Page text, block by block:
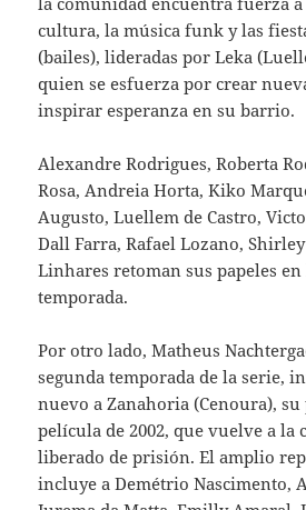
cultura, la música funk y las
(bailes), lideradas por Leka
quien se esfuerza por crear
inspirar esperanza en su barrio.
Alexandre Rodrigues, Roberta
Rosa, Andreia Horta, Kiko
Augusto, Luellem de Castro,
Dall Farra, Rafael Lozano,
Linhares retoman sus papeles
temporada.
Por otro lado, Matheus
segunda temporada de la serie,
nuevo a Zanahoria (Cenoura), su
película de 2002, que vuelve a la
liberado de prisión. El amplio
incluye a Demétrio Nascimento,